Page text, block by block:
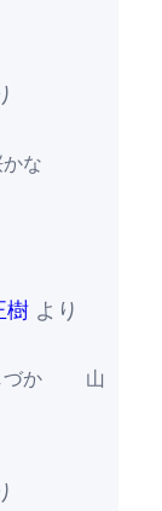
な
樹 より
しづか 山